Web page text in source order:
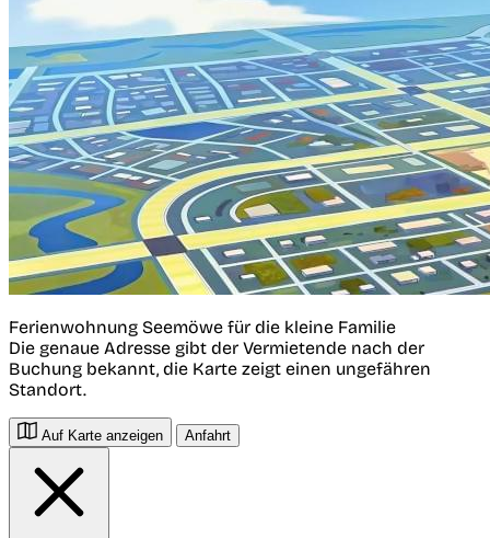
Ferienwohnung Seemöwe für die kleine Familie
Die genaue Adresse gibt der Vermietende nach der
Buchung bekannt, die Karte zeigt einen ungefähren
Standort.
Auf Karte anzeigen Anfahrt